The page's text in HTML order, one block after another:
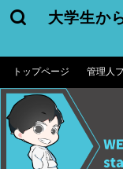
大学生か
トップページ 管理人